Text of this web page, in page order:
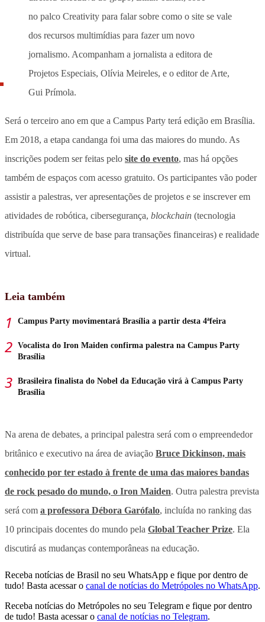
no palco Creativity para falar sobre como o site se vale
dos recursos multimídias para fazer um novo
jornalismo. Acompanham a jornalista a editora de
Projetos Especiais, Olívia Meireles, e o editor de Arte,
Gui Prímola.
Será o terceiro ano em que a Campus Party terá edição em Brasília.
Em 2018, a etapa candanga foi uma das maiores do mundo. As
inscrições podem ser feitas pelo site do evento, mas há opções
também de espaços com acesso gratuito. Os participantes vão poder
assistir a palestras, ver apresentações de projetos e se inscrever em
atividades de robótica, cibersegurança, blockchain (tecnologia
distribuída que serve de base para transações financeiras) e realidade
virtual.
Leia também
Campus Party movimentará Brasília a partir desta 4ªfeira
Vocalista do Iron Maiden confirma palestra na Campus Party
Brasília
Brasileira finalista do Nobel da Educação virá à Campus Party
Brasília
Na arena de debates, a principal palestra será com o empreendedor
britânico e executivo na área de aviação Bruce Dickinson, mais
conhecido por ter estado à frente de uma das maiores bandas
de rock pesado do mundo, o Iron Maiden. Outra palestra prevista
será com a professora Débora Garófalo, incluída no ranking das
10 principais docentes do mundo pela Global Teacher Prize. Ela
discutirá as mudanças contemporâneas na educação.
Receba notícias de Brasil no seu WhatsApp e fique por dentro de
tudo! Basta acessar o canal de notícias do Metrópoles no WhatsApp.
Receba notícias do Metrópoles no seu Telegram e fique por dentro
de tudo! Basta acessar o canal de notícias no Telegram.